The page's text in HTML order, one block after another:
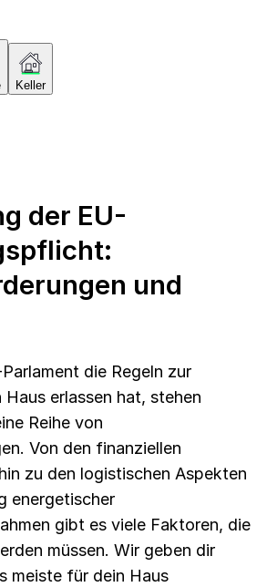
Keller
der EU-
und
die Regeln zur
Haus erlassen hat, stehen
Reihe von
Von den finanziellen
zu den logistischen Aspekten
energetischer
gibt es viele Faktoren, die
müssen. Wir geben dir
meiste für dein Haus